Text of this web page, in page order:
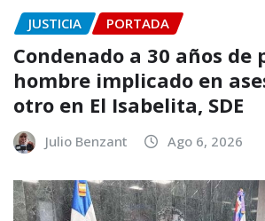
JUSTICIA PORTADA
Condenado a 30 años de
hombre implicado en
otro en El Isabelita, SDE
Julio Benzant Ago 6, 2026